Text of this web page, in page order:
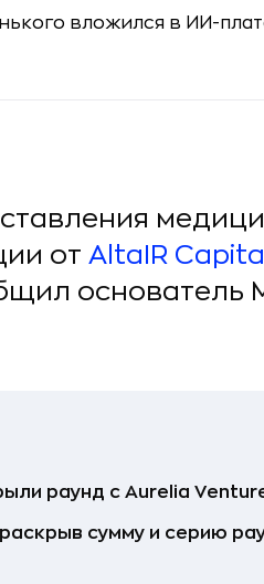
от AltaIR Capital
основатель
раунд с Aurelia
сумму и серию